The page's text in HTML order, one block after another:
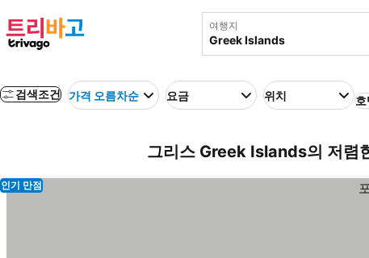
여행지
검색조건 가격 오름차순 요금 위치 호
그리스 Greek Islands의 저렴
인기 만점